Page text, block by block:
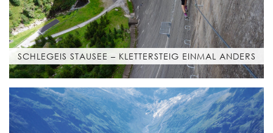
SCHLEGEIS STAUSEE – KLETTERSTEIG EINMAL ANDERS